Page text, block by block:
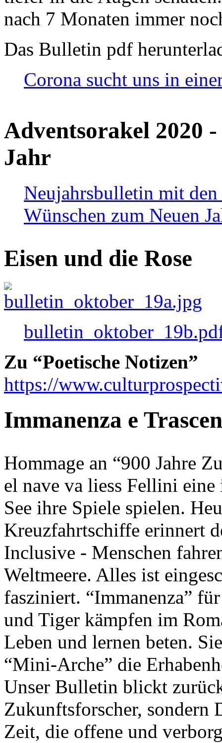
nach 7 Monaten immer
Das Bulletin pdf
Corona sucht uns in
Adventsorakel 2020
Jahr
Neujahrsbulletin mit den
Wünschen zum Neuen
Eisen und die Rose
Zu “Poetische Notizen”
https://
Immanenza e
Hommage an “900 Jahre
el nave va liess Fellini
See ihre Spiele spielen.
Kreuzfahrtschiffe erinnert
Inclusive - Menschen
Weltmeere. Alles ist
fasziniert. “Immanenza”
und Tiger kämpfen im
Leben und lernen beten.
“Mini-Arche” die
Unser Bulletin blickt
Zukunftsforscher, sondern
Zeit, die offene und